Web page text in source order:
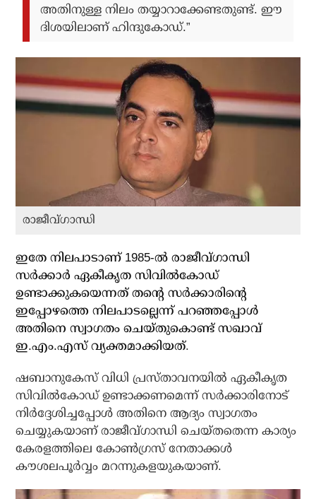
അതിനുള്ള നിലം തയ്യാറാക്കേണ്ടതുണ്ട്. ഈ
ദിശയിലാണ് ഹിന്ദുകോഡ്.”
രാജീവ്ഗാന്ധി
ഇതേ നിലപാടാണ് 1985-ല്‍ രാജീവ്ഗാന്ധി
സര്‍ക്കാര്‍ ഏകീകൃത സിവില്‍കോഡ്
ഉണ്ടാക്കുകയെന്നത് തന്റെ സര്‍ക്കാരിന്റെ
ഇപ്പോഴത്തെ നിലപാടല്ലെന്ന് പറഞ്ഞപ്പോള്‍
അതിനെ സ്വാഗതം ചെയ്തുകൊണ്ട് സഖാവ്
ഇ.എം.എസ് വ്യക്തമാക്കിയത്.
ഷബാനുകേസ് വിധി പ്രസ്താവനയില്‍ ഏകീകൃത
സിവില്‍കോഡ് ഉണ്ടാക്കണമെന്ന് സര്‍ക്കാരിനോട്
നിര്‍ദ്ദേശിച്ചപ്പോള്‍ അതിനെ ആദ്യം സ്വാഗതം
ചെയ്യുകയാണ് രാജീവ്ഗാന്ധി ചെയ്തതെന്ന കാര്യം
കേരളത്തിലെ കോണ്‍ഗ്രസ് നേതാക്കള്‍
കൗശലപൂര്‍വ്വം മറന്നുകളയുകയാണ്.